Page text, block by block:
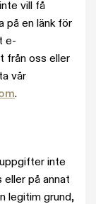
vill få
på en länk för
e-
från oss eller
vår
.
inte
eller på annat
legitim grund,